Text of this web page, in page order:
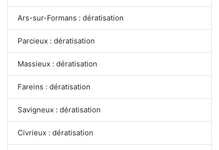
Ars-sur-Formans : dératisation
Parcieux : dératisation
Massieux : dératisation
Fareins : dératisation
Savigneux : dératisation
Civrieux : dératisation